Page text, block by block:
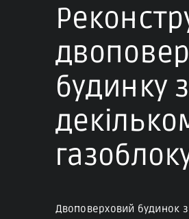
будинку
Двоповерховий будинок